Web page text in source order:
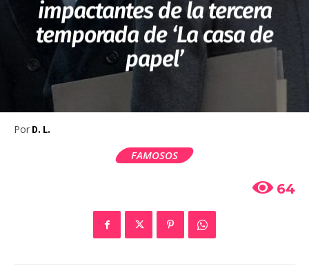
impactantes de la tercera
temporada de ‘La casa de
papel’
Por D. L.
FAMOSOS
64